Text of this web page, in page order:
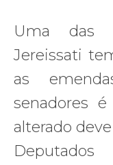
Uma das
Jereissati
as
senadores
alterado